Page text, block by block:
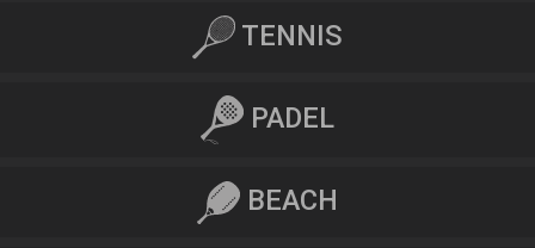
TENNIS
PADEL
BEACH